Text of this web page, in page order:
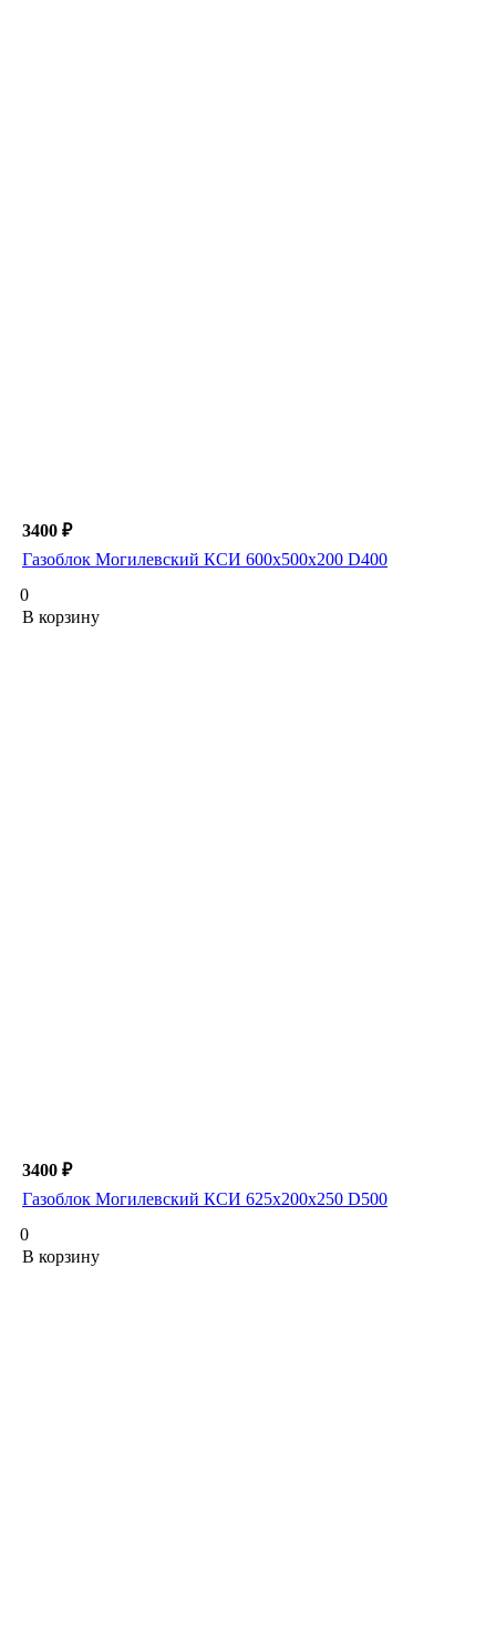
3400 ₽
Газоблок Могилевский КСИ 600х500х200 D400
0
В корзину
3400 ₽
Газоблок Могилевский КСИ 625х200х250 D500
0
В корзину